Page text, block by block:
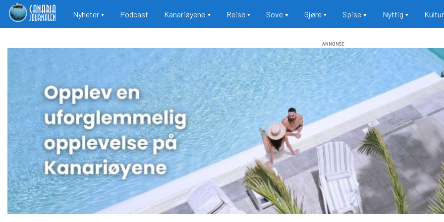
Main navigation
Nyheter Podcast Kanariøyene Reise Sove Gjøre Spise Nyttig Kultur